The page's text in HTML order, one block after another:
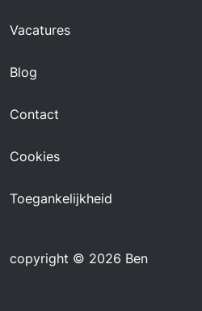
Vacatures
Blog
Contact
Cookies
Toegankelijkheid
copyright © 2026 Ben